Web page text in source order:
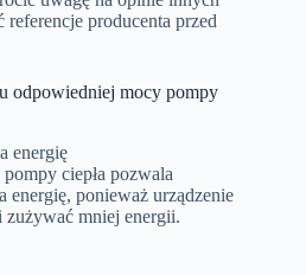
producenta przed
odpowiedniej mocy pompy
energię
ciepła pozwala
energię, ponieważ urządzenie
mniej energii.